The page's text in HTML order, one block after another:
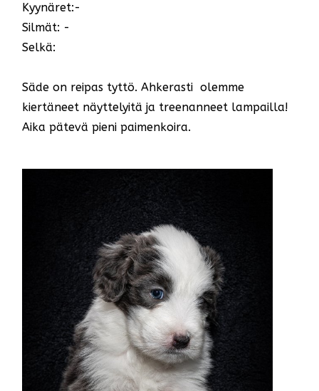
Kyynäret:-
Silmät: -
Selkä:
Säde on reipas tyttö. Ahkerasti olemme
kiertäneet näyttelyitä ja treenanneet lampailla!
Aika pätevä pieni paimenkoira.